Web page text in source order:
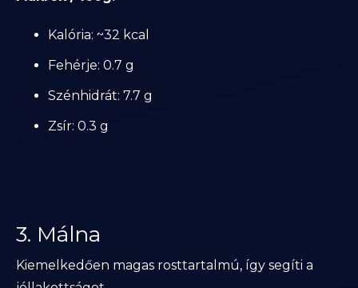
Kalória: ~32 kcal
Fehérje: 0.7 g
Szénhidrát: 7.7 g
Zsír: 0.3 g
3. Málna
Kiemelkedően magas rosttartalmú, így segíti a